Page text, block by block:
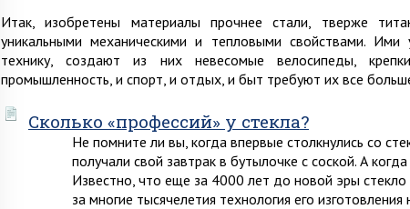
Итак, изобретены материалы прочнее стали, тверже
уникальными механическими и тепловыми свойствами.
технику, создают из них невесомые велосипеды,
промышленность, и спорт, и отдых, и быт требуют их все
Сколько «профессий» у стекла?
Не помните ли вы, когда впервые столкнулись со
получали свой завтрак в бутылочке с соской. А
Известно, что еще за 4000 лет до новой эры
за многие тысячелетия технология его